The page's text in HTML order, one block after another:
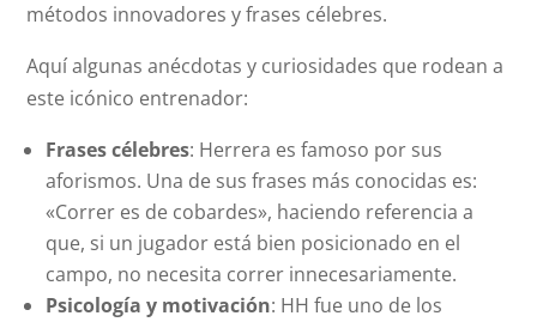
métodos innovadores y frases célebres.
Aquí algunas anécdotas y curiosidades que rodean a
este icónico entrenador:
Frases célebres: Herrera es famoso por sus
aforismos. Una de sus frases más conocidas es:
«Correr es de cobardes», haciendo referencia a
que, si un jugador está bien posicionado en el
campo, no necesita correr innecesariamente.
Psicología y motivación: HH fue uno de los